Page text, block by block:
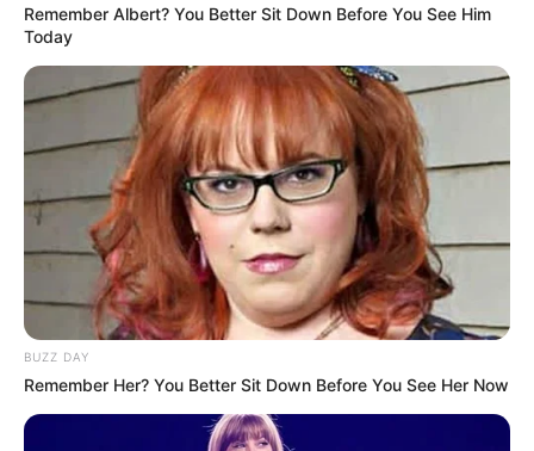
Remember Albert? You Better Sit Down Before You See Him
Today
BUZZ DAY
Remember Her? You Better Sit Down Before You See Her Now